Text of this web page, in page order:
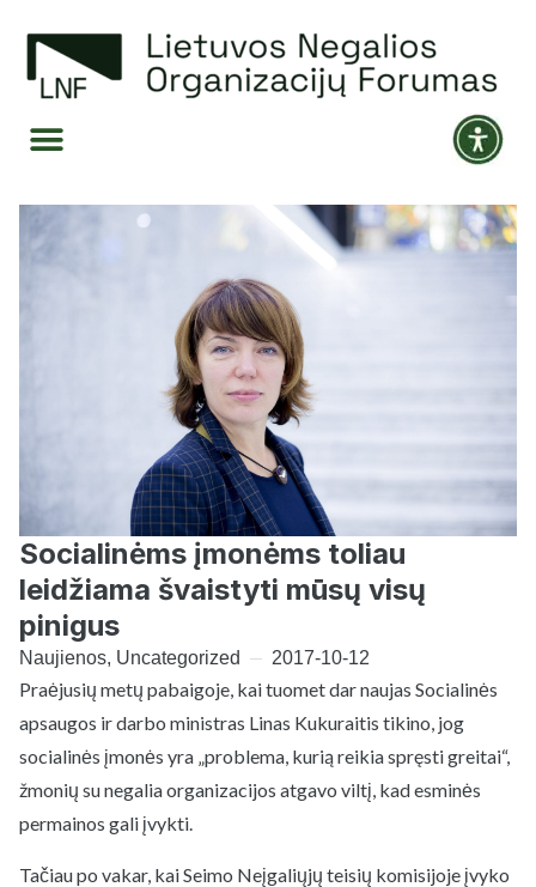
Socialinėms įmonėms toliau
leidžiama švaistyti mūsų visų
pinigus
Naujienos, Uncategorized 2017-10-12
Praėjusių metų pabaigoje, kai tuomet dar naujas Socialinės
apsaugos ir darbo ministras Linas Kukuraitis tikino, jog
socialinės įmonės yra „problema, kurią reikia spręsti greitai“,
žmonių su negalia organizacijos atgavo viltį, kad esminės
permainos gali įvykti.
Tačiau po vakar, kai Seimo Neįgaliųjų teisių komisijoje įvyko